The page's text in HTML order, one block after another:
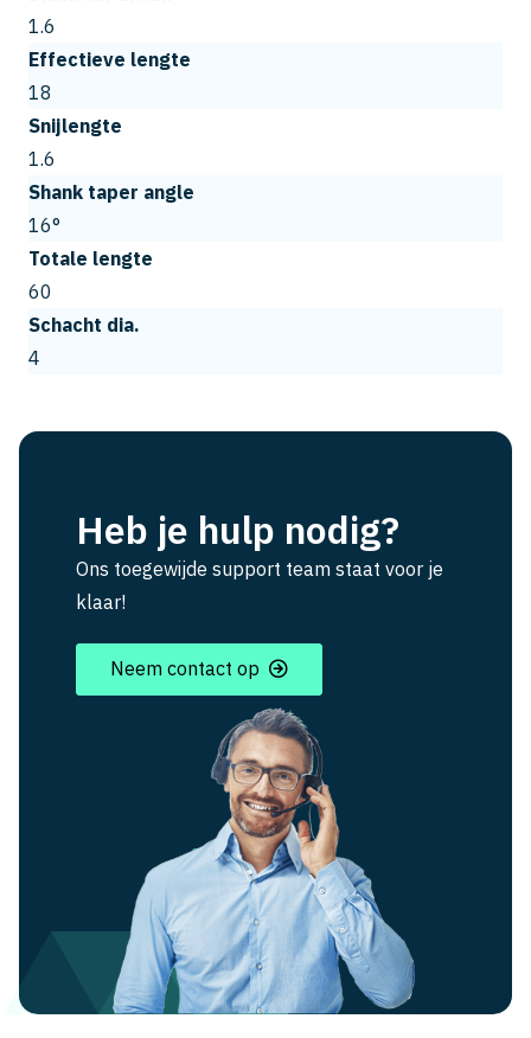
1.6
Effectieve lengte
18
Snijlengte
1.6
Shank taper angle
16°
Totale lengte
60
Schacht dia.
4
Heb je hulp nodig?
Ons toegewijde support team staat voor je
klaar!
Neem contact op